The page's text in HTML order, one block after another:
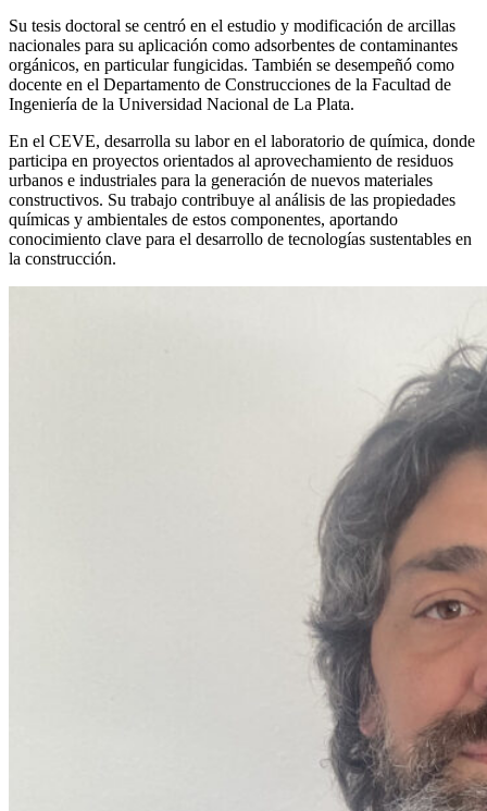
Su tesis doctoral se centró en el estudio y modificación de arcillas
nacionales para su aplicación como adsorbentes de contaminantes
orgánicos, en particular fungicidas. También se desempeñó como
docente en el Departamento de Construcciones de la Facultad de
Ingeniería de la Universidad Nacional de La Plata.
En el CEVE, desarrolla su labor en el laboratorio de química, donde
participa en proyectos orientados al aprovechamiento de residuos
urbanos e industriales para la generación de nuevos materiales
constructivos. Su trabajo contribuye al análisis de las propiedades
químicas y ambientales de estos componentes, aportando
conocimiento clave para el desarrollo de tecnologías sustentables en
la construcción.